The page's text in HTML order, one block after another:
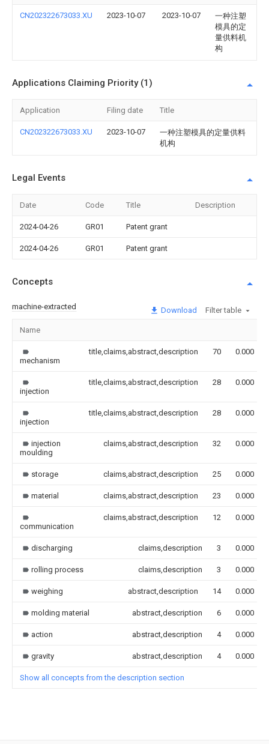
CN202322673033.XU 2023-10-07 2023-10-07
一种注塑
模具的定
量供料机
构
Applications Claiming Priority (1)
Application Filing date Title
CN202322673033.XU 2023-10-07
一种注塑模具的定量供料
机构
Legal Events
Date Code Title Description
2024-04-26 GR01 Patent grant
2024-04-26 GR01 Patent grant
Concepts
machine-extracted Download Filter table
Name
mechanism
title,claims,abstract,description 70 0.000
injection
title,claims,abstract,description 28 0.000
injection
title,claims,abstract,description 28 0.000
injection
moulding
claims,abstract,description 32 0.000
storage claims,abstract,description 25 0.000
material claims,abstract,description 23 0.000
communication
claims,abstract,description 12 0.000
discharging claims,description 3 0.000
rolling process claims,description 3 0.000
weighing abstract,description 14 0.000
molding material abstract,description 6 0.000
action abstract,description 4 0.000
gravity abstract,description 4 0.000
Show all concepts from the description section